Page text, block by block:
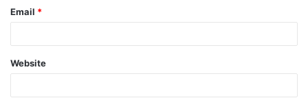
Email *
Website